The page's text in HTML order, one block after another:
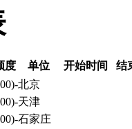
度 单位 开始时间
结
北京
天津
石家庄